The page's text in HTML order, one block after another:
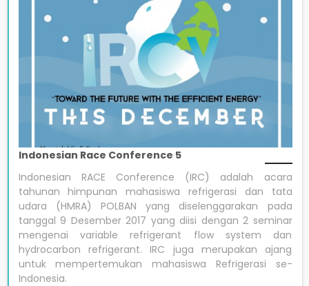
Indonesian Race Conference 5
Indonesian RACE Conference (IRC) adalah acara
tahunan himpunan mahasiswa refrigerasi dan tata
udara (HMRA) POLBAN yang diselenggarakan pada
tanggal 9 Desember 2017 yang diisi dengan 2 seminar
mengenai variable refrigerant flow system dan
hydrocarbon refrigerant. IRC juga merupakan ajang
untuk mempertemukan mahasiswa Refrigerasi se-
Indonesia.